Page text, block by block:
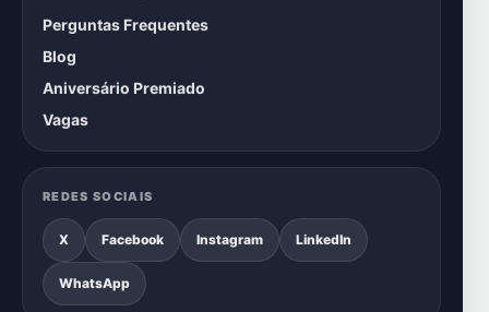
Perguntas Frequentes
Blog
Aniversário Premiado
Vagas
REDES SOCIAIS
X Facebook Instagram LinkedIn
WhatsApp